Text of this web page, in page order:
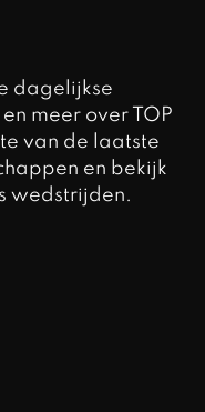
dagelijkse
meer over TOP
van de laatste
en bekijk
wedstrijden.